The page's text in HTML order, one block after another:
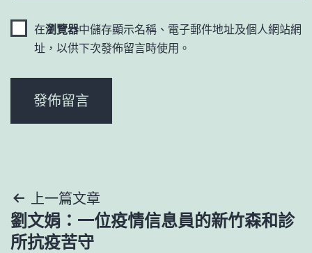
在瀏覽器中儲存顯示名稱、電子郵件地址及個人網站網
址，以供下次發佈留言時使用。
文
章
上一篇文章
劉文娟：一位疫情信息員的新竹森和診
所抗疫苦守